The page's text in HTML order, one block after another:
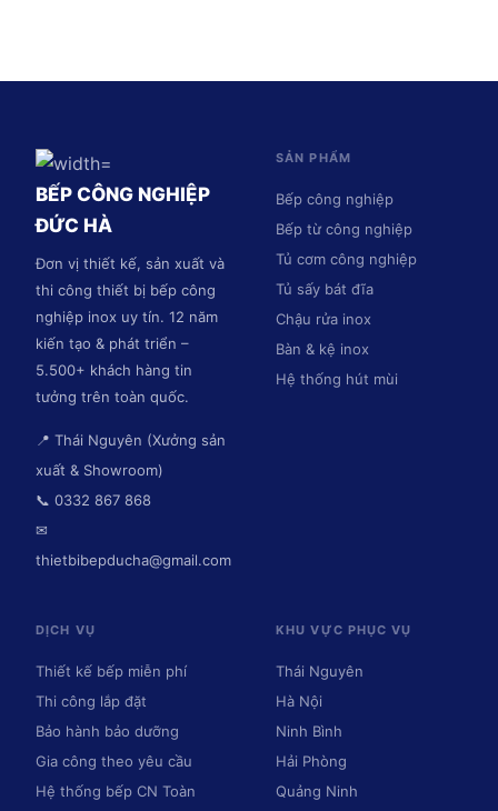
BẾP CÔNG NGHIỆP
ĐỨC HÀ
Đơn vị thiết kế, sản xuất và
thi công thiết bị bếp công
nghiệp inox uy tín. 12 năm
kiến tạo & phát triển –
5.500+ khách hàng tin
tưởng trên toàn quốc.
📍 Thái Nguyên (Xưởng sản
xuất & Showroom)
📞 0332 867 868
✉
thietbibepducha@gmail.com
SẢN PHẨM
Bếp công nghiệp
Bếp từ công nghiệp
Tủ cơm công nghiệp
Tủ sấy bát đĩa
Chậu rửa inox
Bàn & kệ inox
Hệ thống hút mùi
DỊCH VỤ
Thiết kế bếp miễn phí
Thi công lắp đặt
Bảo hành bảo dưỡng
Gia công theo yêu cầu
Hệ thống bếp CN Toàn
KHU VỰC PHỤC VỤ
Thái Nguyên
Hà Nội
Ninh Bình
Hải Phòng
Quảng Ninh